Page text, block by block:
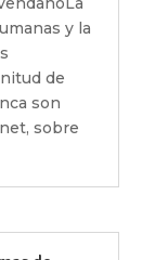
y la
de
son
sobre